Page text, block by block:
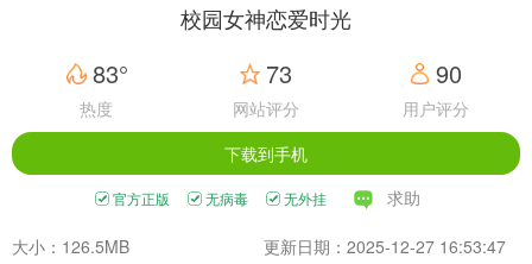
校园女神恋爱时光
83°
热度
73
网站评分
90
用户评分
下载到手机
官方正版 无病毒 无外挂 求助
大小：126.5MB
更新日期：2025-12-27 16:53:47